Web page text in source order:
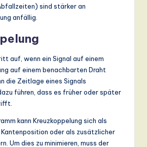
sind stärker an
anfällig.
auf, wenn ein Signal auf einem
auf einem benachbarten Draht
die Zeitlage eines Signals
führen, dass es früher oder später
kann Kreuzkoppelung sich als
oder als zusätzlicher
Um dies zu minimieren, muss der